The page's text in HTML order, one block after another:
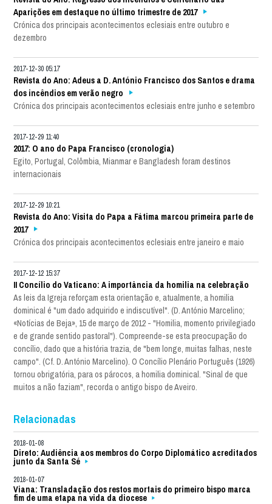
Aparições em destaque no último trimestre de 2017
Crónica dos principais acontecimentos eclesiais entre outubro e
dezembro
2017-12-30 05:17
Revista do Ano: Adeus a D. António Francisco dos Santos e drama
dos incêndios em verão negro
Crónica dos principais acontecimentos eclesiais entre junho e setembro
2017-12-29 11:40
2017: O ano do Papa Francisco (cronologia)
Egito, Portugal, Colômbia, Mianmar e Bangladesh foram destinos
internacionais
2017-12-29 10:21
Revista do Ano: Visita do Papa a Fátima marcou primeira parte de
2017
Crónica dos principais acontecimentos eclesiais entre janeiro e maio
2017-12-12 15:37
II Concílio do Vaticano: A importância da homilia na celebração
As leis da Igreja reforçam esta orientação e, atualmente, a homilia
dominical é "um dado adquirido e indiscutível". (D. António Marcelino;
«Notícias de Beja», 15 de março de 2012 - "Homilia, momento privilegiado
e de grande sentido pastoral"). Compreende-se esta preocupação do
concílio, dado que a história trazia, de "bem longe, muitas falhas, neste
campo". (Cf. D. António Marcelino). O Concílio Plenário Português (1926)
tornou obrigatória, para os párocos, a homilia dominical. "Sinal de que
muitos a não faziam", recorda o antigo bispo de Aveiro.
Relacionadas
2018-01-08
Direto: Audiência aos membros do Corpo Diplomático acreditados
junto da Santa Sé
2018-01-07
Viana: Transladação dos restos mortais do primeiro bispo marca
fim de uma etapa na vida da diocese